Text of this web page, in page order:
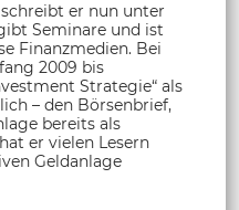
er nun unter
Seminare und ist
Finanzmedien. Bei
2009 bis
Strategie“ als
– den Börsenbrief,
bereits als
er vielen Lesern
Geldanlage